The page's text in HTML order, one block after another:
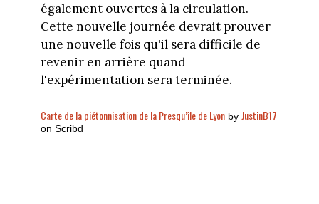
également ouvertes à la circulation.
Cette nouvelle journée devrait prouver
une nouvelle fois qu'il sera difficile de
revenir en arrière quand
l'expérimentation sera terminée.
Carte de la piétonnisation de la Presqu’île de Lyonby JustinB17
on Scribd